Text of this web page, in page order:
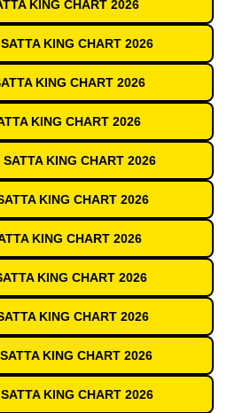
KING CHART 2026
KING CHART 2026
KING CHART 2026
KING CHART 2026
KING CHART 2026
KING CHART 2026
KING CHART 2026
KING CHART 2026
KING CHART 2026
KING CHART 2026
KING CHART 2026